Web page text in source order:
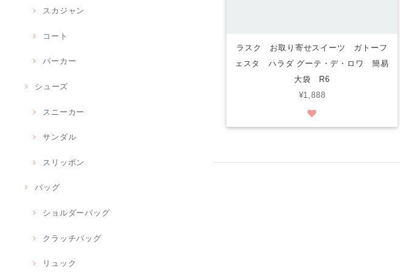
スカジャン
コート
パーカー
シューズ
スニーカー
サンダル
スリッポン
バッグ
ショルダーバッグ
クラッチバッグ
リュック
ラスク お取り寄せスイーツ ガトーフ
ェスタ ハラダ グーテ・デ・ロワ 簡易
大袋 R6
¥1,888